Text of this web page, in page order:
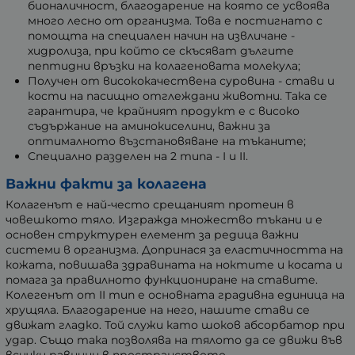
бионаличност, благодарение на която се усвоява
много лесно от организма. Това е постигнато с
помощта на специален начин на извличане -
хидролиза, при който се скъсяват дългите
пептидни връзки на колагеновата молекула;
Получен от висококачествена суровина - стави и
кости на пасищно отглеждани животни. Така се
гарантира, че крайният продукт е с високо
съдържание на аминокиселини, важни за
оптималното възстановяване на тъканите;
Специално разделен на 2 типа - I и II.
Важни факти за колагена
Колагенът е най-често срещаният протеин в
човешкото тяло. Изгражда множество тъкани и е
основен структурен елемент за редица важни
системи в организма. Допринася за еластичността на
кожата, повишава здравината на ноктите и косата и
помага за правилното функциониране на ставите.
Колегенът от II тип е основната градивна единица на
хрущяла. Благодарение на него, нашите стави се
движат гладко. Той служи като шоков абсорбатор при
удар. Също така позволява на тялото да се движи във